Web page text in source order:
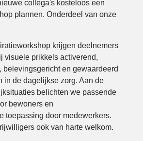
collega's kosteloos een
plannen. Onderdeel van onze
krijgen deelnemers
visuele prikkels activerend,
belevingsgericht en gewaardeerd
in de dagelijkse zorg. Aan de
belichten we passende
bewoners en
toepassing door medewerkers.
ook van harte welkom.